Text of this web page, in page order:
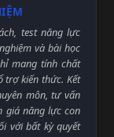
test năng lực
và bài học
mang tính chất
trợ kiến thức. Kết
môn, tư vấn
giá năng lực con
với bất kỳ quyết